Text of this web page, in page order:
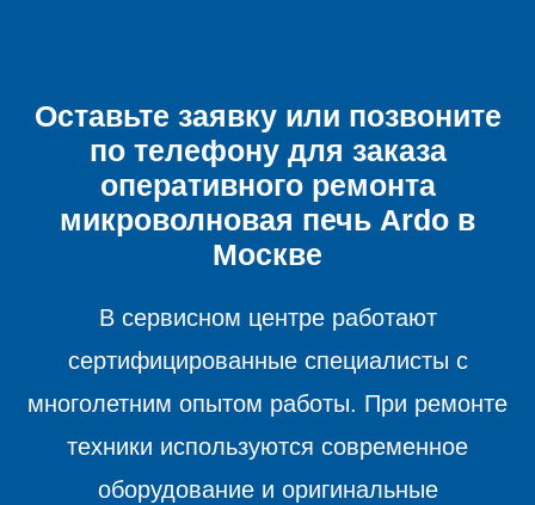
Оставьте заявку или позвоните
по телефону для заказа
оперативного ремонта
микроволновая печь Ardo в
Москве
В сервисном центре работают
сертифицированные специалисты с
многолетним опытом работы. При ремонте
техники используются современное
оборудование и оригинальные